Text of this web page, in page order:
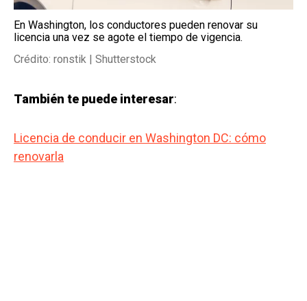
En Washington, los conductores pueden renovar su
licencia una vez se agote el tiempo de vigencia.
Crédito: ronstik | Shutterstock
También te puede interesar:
Licencia de conducir en Washington DC: cómo
renovarla